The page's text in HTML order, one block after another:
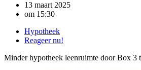
13 maart 2025
om 15:30
Hypotheek
Reageer nu!
Minder hypotheek leenruimte door Box 3